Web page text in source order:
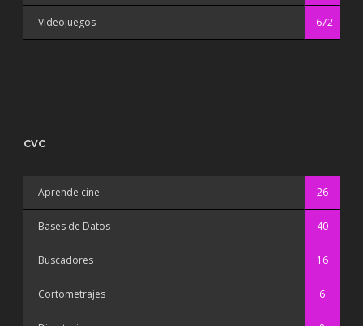
Videojuegos 672
CVC
Aprende cine 26
Bases de Datos 40
Buscadores 16
Cortometrajes 6